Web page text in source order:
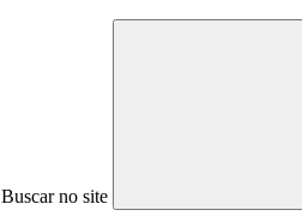
Buscar no site